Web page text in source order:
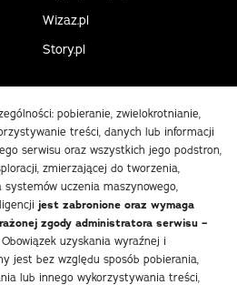
Wizaz.pl
Story.pl
pobieranie, zwielokrotnianie,
treści, danych lub informacji
serwisu oraz wszystkich jego podstron,
zmierzającej do tworzenia,
uczenia maszynowego,
jest zabronione oraz wymaga
zgody administratora serwisu –
Obowiązek uzyskania wyraźnej i
jest bez względu sposób pobierania,
lub innego wykorzystywania treści,